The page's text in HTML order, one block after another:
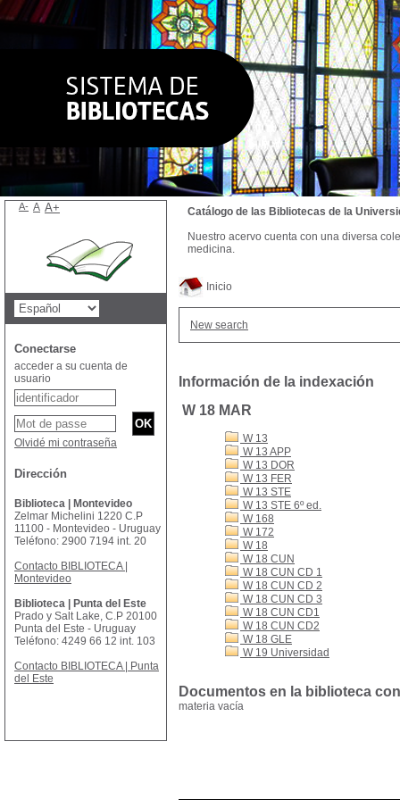
Inicio
New search
Información de la indexación
W 18 MAR
W 13
W 13 APP
W 13 DOR
W 13 FER
W 13 STE
W 13 STE 6º ed.
W 168
W 172
W 18
W 18 CUN
W 18 CUN CD 1
W 18 CUN CD 2
W 18 CUN CD 3
W 18 CUN CD1
W 18 CUN CD2
W 18 GLE
W 19 Universidad
Documentos en la biblioteca
materia vacía
Catálogo de las Bibliotecas de la
Nuestro acervo cuenta con una diversa
medicina.
A- A A+
Conectarse
acceder a su cuenta de
usuario
Olvidé mi contraseña
Dirección
Biblioteca | Montevideo
Zelmar Michelini 1220 C.P
11100 - Montevideo - Uruguay
Teléfono: 2900 7194 int. 20
Contacto BIBLIOTECA |
Montevideo
Biblioteca | Punta del Este
Prado y Salt Lake, C.P 20100
Punta del Este - Uruguay
Teléfono: 4249 66 12 int. 103
Contacto BIBLIOTECA | Punta
del Este